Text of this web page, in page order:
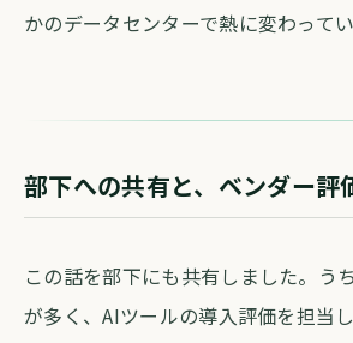
かのデータセンターで熱に変わってい
部下への共有と、ベンダー評
この話を部下にも共有しました。う
が多く、AIツールの導入評価を担当